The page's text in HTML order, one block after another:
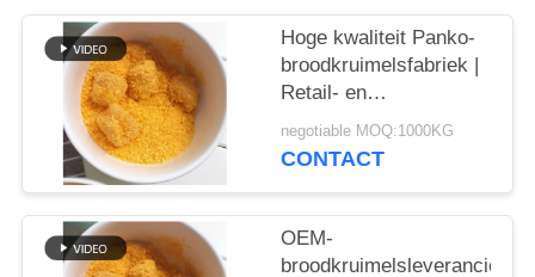
Hoge kwaliteit Panko-
broodkruimelsfabriek |
Retail- en
bulkverpakkingsopties
negotiable MOQ:1000KG
CONTACT
OEM-
broodkruimelsleverancier